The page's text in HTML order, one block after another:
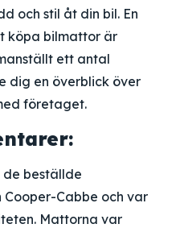
och stil åt din bil. En
köpa bilmattor är
ett antal
dig en överblick över
företaget.
beställde
Cabbe och var
Mattorna var